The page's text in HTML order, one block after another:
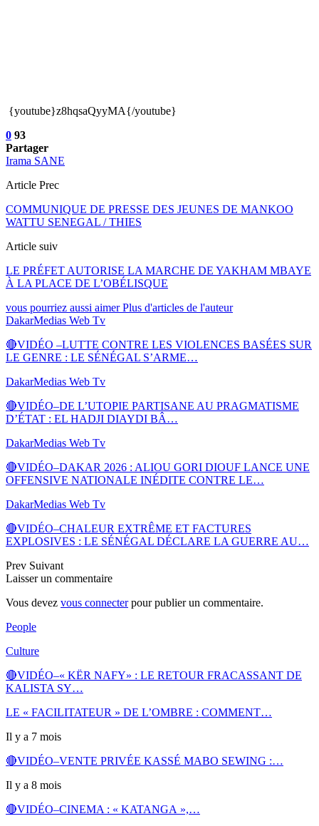
{youtube}z8hqsaQyyMA{/youtube}
0 93
Partager
Irama SANE
Article Prec
COMMUNIQUE DE PRESSE DES JEUNES DE MANKOO
WATTU SENEGAL / THIES
Article suiv
LE PRÉFET AUTORISE LA MARCHE DE YAKHAM MBAYE
À LA PLACE DE L’OBÉLISQUE
vous pourriez aussi aimer Plus d'articles de l'auteur
DakarMedias Web Tv
🔴VIDÉO –LUTTE CONTRE LES VIOLENCES BASÉES SUR
LE GENRE : LE SÉNÉGAL S’ARME…
DakarMedias Web Tv
🔴VIDÉO–DE L’UTOPIE PARTISANE AU PRAGMATISME
D’ÉTAT : EL HADJI DIAYDI BÂ…
DakarMedias Web Tv
🔴VIDÉO–DAKAR 2026 : ALIOU GORI DIOUF LANCE UNE
OFFENSIVE NATIONALE INÉDITE CONTRE LE…
DakarMedias Web Tv
🔴VIDÉO–CHALEUR EXTRÊME ET FACTURES
EXPLOSIVES : LE SÉNÉGAL DÉCLARE LA GUERRE AU…
Prev Suivant
Laisser un commentaire
Vous devez vous connecterpour publier un commentaire.
People
Culture
🔴VIDÉO–« KËR NAFY» : LE RETOUR FRACASSANT DE
KALISTA SY…
LE « FACILITATEUR » DE L’OMBRE : COMMENT…
Il y a 7 mois
🔴VIDÉO–VENTE PRIVÉE KASSÉ MABO SEWING :…
Il y a 8 mois
🔴VIDÉO–CINEMA : « KATANGA »,…